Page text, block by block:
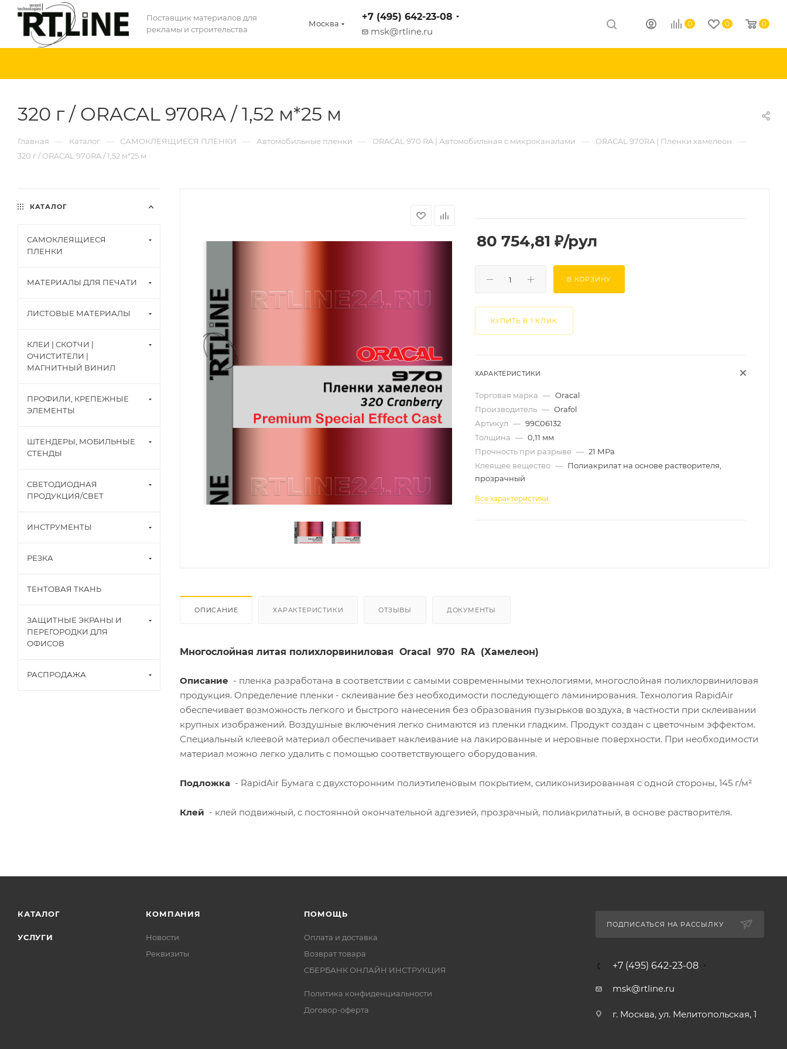
Поставщик материалов для
рекламы и строительства
Москва
+7 (495) 642-23-08
msk@rtline.ru
0 0 0
320 г / ORACAL 970RA / 1,52 м*25 м
Главная — Каталог — САМОКЛЕЯЩИЕСЯ ПЛЕНКИ — Автомобильные пленки — ORACAL 970 RA | Автомобильная с микроканалами — ORACAL 970RA | Пленки хамелеон —
320 г / ORACAL 970RA / 1,52 м*25 м
80 754,81 ₽/рул
В КОРЗИНУ
КУПИТЬ В 1 КЛИК
ХАРАКТЕРИСТИКИ
Торговая марка — Oracal
Производитель — Orafol
Артикул — 99C06132
Толщина — 0,11 мм
Прочность при разрыве — 21 МРа
Клеящее вещество — Полиакрилат на основе растворителя,
прозрачный
Все характеристики
ОПИСАНИЕ ХАРАКТЕРИСТИКИ ОТЗЫВЫ ДОКУМЕНТЫ
Многослойная литая полихлорвиниловая Oracal 970 RA (Хамелеон)
Описание - пленка разработана в соответствии с самыми современными технологиями, многослойная полихлорвиниловая
продукция. Определение пленки - склеивание без необходимости последующего ламинирования. Технология RapidAir
обеспечивает возможность легкого и быстрого нанесения без образования пузырьков воздуха, в частности при склеивании
крупных изображений. Воздушные включения легко снимаются из пленки гладким. Продукт создан с цветочным эффектом.
Специальный клеевой материал обеспечивает наклеивание на лакированные и неровные поверхности. При необходимости
материал можно легко удалить с помощью соответствующего оборудования.
Подложка - RapidAir Бумага с двухсторонним полиэтиленовым покрытием, силиконизированная с одной стороны, 145 г/м²
Клей - клей подвижный, с постоянной окончательной адгезией, прозрачный, полиакрилатный, в основе растворителя.
КАТАЛОГ
САМОКЛЕЯЩИЕСЯ
ПЛЕНКИ
МАТЕРИАЛЫ ДЛЯ ПЕЧАТИ
ЛИСТОВЫЕ МАТЕРИАЛЫ
КЛЕИ | СКОТЧИ |
ОЧИСТИТЕЛИ |
МАГНИТНЫЙ ВИНИЛ
ПРОФИЛИ, КРЕПЕЖНЫЕ
ЭЛЕМЕНТЫ
ШТЕНДЕРЫ, МОБИЛЬНЫЕ
СТЕНДЫ
СВЕТОДИОДНАЯ
ПРОДУКЦИЯ/СВЕТ
ИНСТРУМЕНТЫ
РЕЗКА
ТЕНТОВАЯ ТКАНЬ
ЗАЩИТНЫЕ ЭКРАНЫ И
ПЕРЕГОРОДКИ ДЛЯ
ОФИСОВ
РАСПРОДАЖА
КАТАЛОГ
УСЛУГИ
КОМПАНИЯ
Новости
Реквизиты
ПОМОЩЬ
Оплата и доставка
Возврат товара
СБЕРБАНК ОНЛАЙН ИНСТРУКЦИЯ
Политика конфиденциальности
Договор-оферта
ПОДПИСАТЬСЯ НА РАССЫЛКУ
+7 (495) 642-23-08
msk@rtline.ru
г. Москва, ул. Мелитопольская, 1